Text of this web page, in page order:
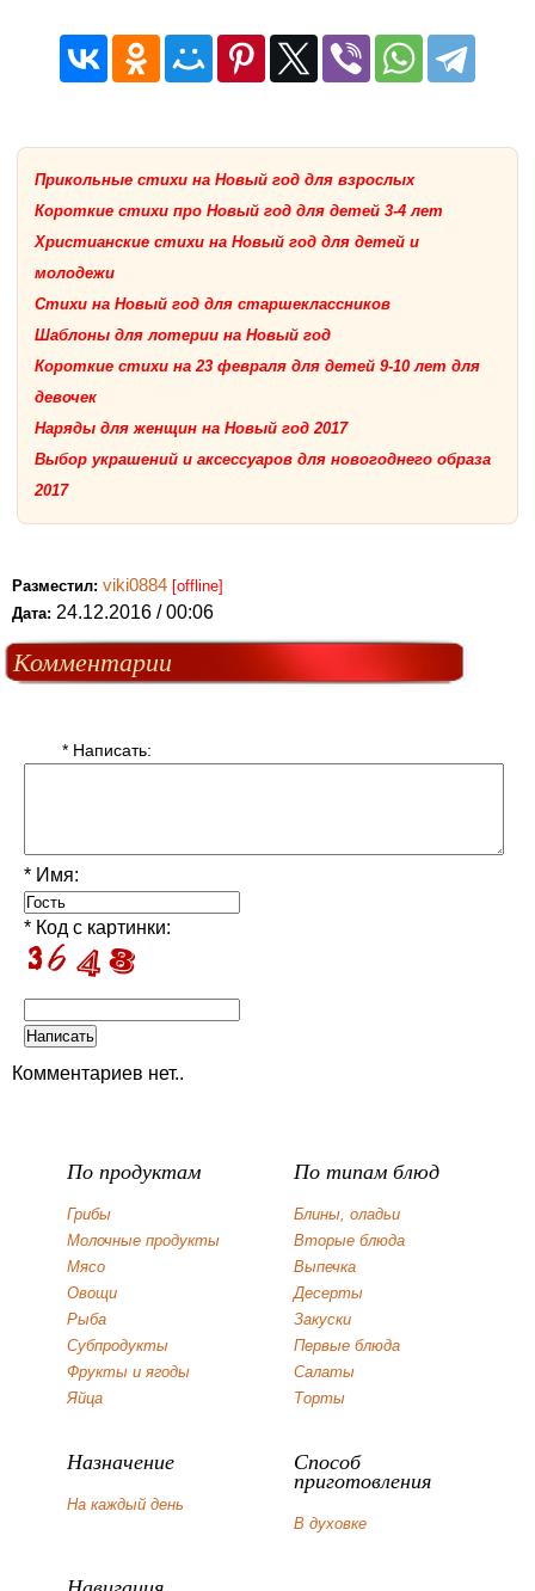
Прикольные стихи на Новый год для взрослых
Короткие стихи про Новый год для детей 3-4 лет
Христианские стихи на Новый год для детей и
молодежи
Стихи на Новый год для старшеклассников
Шаблоны для лотерии на Новый год
Короткие стихи на 23 февраля для детей 9-10 лет для
девочек
Наряды для женщин на Новый год 2017
Выбор украшений и аксессуаров для новогоднего образа
2017
Разместил: viki0884 [offline]
Дата: 24.12.2016 / 00:06
Комментарии
* Написать:
* Имя:
* Код с картинки:
Комментариев нет..
По продуктам
Грибы
Молочные продукты
Мясо
Овощи
Рыба
Субпродукты
Фрукты и ягоды
Яйца
По типам блюд
Блины, оладьи
Вторые блюда
Выпечка
Десерты
Закуски
Первые блюда
Салаты
Торты
Назначение
На каждый день
Способ
приготовления
В духовке